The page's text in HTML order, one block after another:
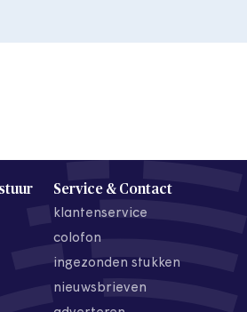
Service & Contact
klantenservice
colofon
ingezonden stukken
nieuwsbrieven